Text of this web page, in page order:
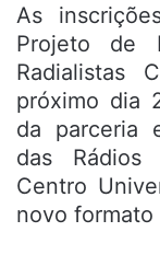
As
Projeto de
Radialistas
próximo dia
da parceria
das Rádios
Centro
novo formato